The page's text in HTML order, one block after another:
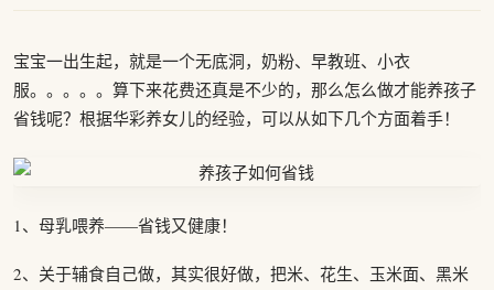
宝宝一出生起，就是一个无底洞，奶粉、早教班、小衣
服。。。。。算下来花费还真是不少的，那么怎么做才能养孩子
省钱呢？根据华彩养女儿的经验，可以从如下几个方面着手！
1、母乳喂养——省钱又健康！
2、关于辅食自己做，其实很好做，把米、花生、玉米面、黑米